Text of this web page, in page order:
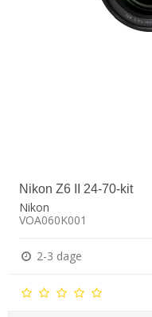
Nikon Z6 II 24-70-kit
Nikon
VOA060K001
2-3 dage